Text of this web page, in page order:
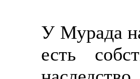
У Мурада
есть